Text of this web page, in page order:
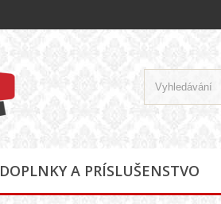
DOPLNKY A PRÍSLUŠENSTVO